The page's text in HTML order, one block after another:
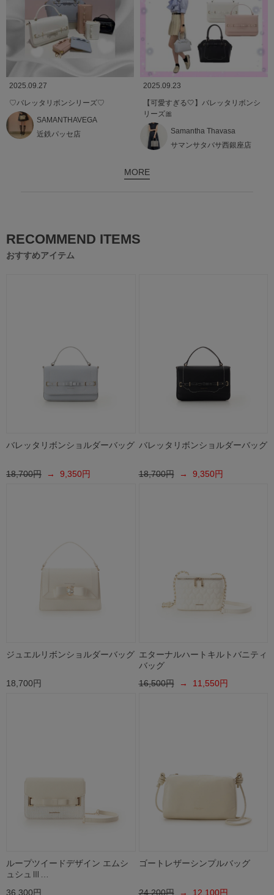
2025.09.27
♡バレッタリボンシリーズ♡
SAMANTHAVEGA
近鉄パッセ店
2025.09.23
【可愛すぎる🤍】バレッタリボンシ
リーズ🎀
Samantha Thavasa
サマンサタバサ西銀座店
MORE
RECOMMEND ITEMS
おすすめアイテム
バレッタリボンショルダーバッグ
18,700円 → 9,350円
バレッタリボンショルダーバッグ
18,700円→ 9,350円
ジュエルリボンショルダーバッグ
18,700円
エターナルハートキルトバニティ
バッグ
16,500円→ 11,550円
ループツイードデザイン エムシ
ュシュⅢ…
36,300円
ゴートレザーシンプルバッグ
24,200円→ 12,100円